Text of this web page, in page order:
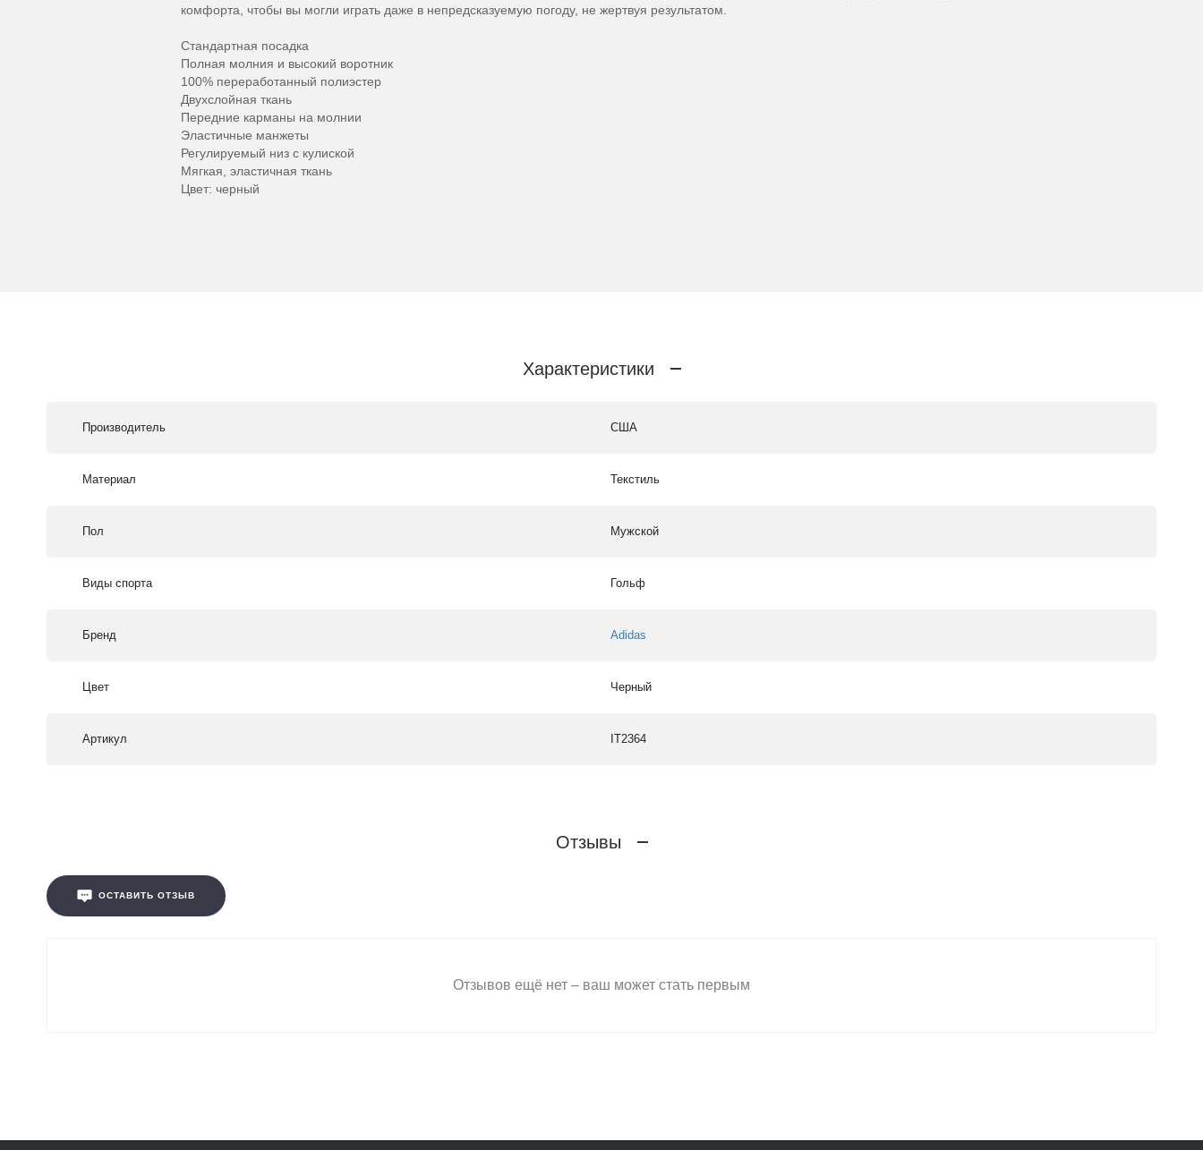
комфорта, чтобы вы могли играть даже в непредсказуемую погоду, не жертвуя результатом.
Стандартная посадка
Полная молния и высокий воротник
100% переработанный полиэстер
Двухслойная ткань
Передние карманы на молнии
Эластичные манжеты
Регулируемый низ с кулиской
Мягкая, эластичная ткань
Цвет: черный
Характеристики
Производитель США
Материал Текстиль
Пол Мужской
Виды спорта Гольф
Бренд Adidas
Цвет Черный
Артикул IT2364
Отзывы
ОСТАВИТЬ ОТЗЫВ
Отзывов ещё нет – ваш может стать первым